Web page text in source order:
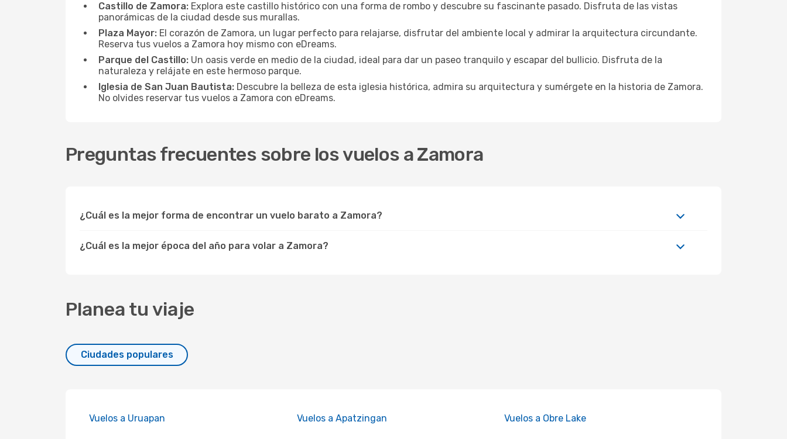
Castillo de Zamora: Explora este castillo histórico con una forma de rombo y descubre su fascinante pasado. Disfruta de las vistas
panorámicas de la ciudad desde sus murallas.
Plaza Mayor: El corazón de Zamora, un lugar perfecto para relajarse, disfrutar del ambiente local y admirar la arquitectura circundante.
Reserva tus vuelos a Zamora hoy mismo con eDreams.
Parque del Castillo: Un oasis verde en medio de la ciudad, ideal para dar un paseo tranquilo y escapar del bullicio. Disfruta de la
naturaleza y relájate en este hermoso parque.
Iglesia de San Juan Bautista: Descubre la belleza de esta iglesia histórica, admira su arquitectura y sumérgete en la historia de Zamora.
No olvides reservar tus vuelos a Zamora con eDreams.
Preguntas frecuentes sobre los vuelos a Zamora
¿Cuál es la mejor forma de encontrar un vuelo barato a Zamora?
¿Cuál es la mejor época del año para volar a Zamora?
Planea tu viaje
Ciudades populares
Vuelos a Uruapan Vuelos a Apatzingan Vuelos a Obre Lake